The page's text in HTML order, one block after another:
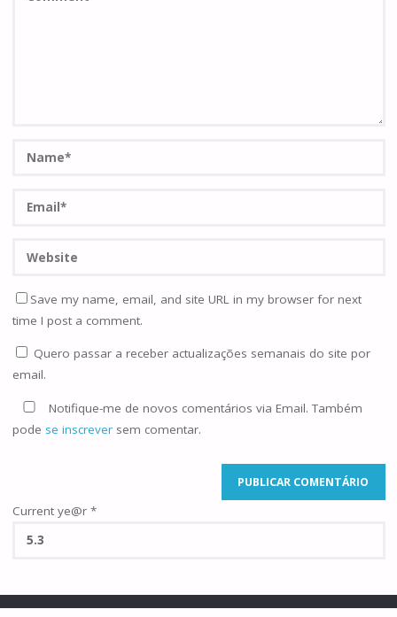
Save my name, email, and site URL in my browser for next
time I post a comment.
Quero passar a receber actualizações semanais do site por
email.
Notifique-me de novos comentários via Email. Também
pode se inscreversem comentar.
Current ye@r *